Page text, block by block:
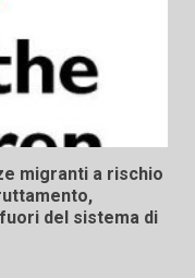
migranti a rischio
del sistema di